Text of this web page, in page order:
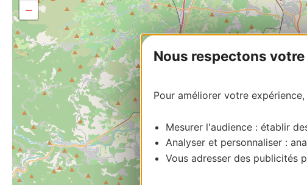
Nous respectons
Pour améliorer votre
Mesurer l'audience : établir
Analyser et personnaliser :
Vous adresser des publicités
−